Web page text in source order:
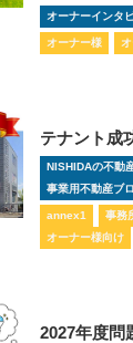
オーナーインタ
オーナー様
テナント成
NISHIDAの不動
事業用不動産ブ
annex1 事務
オーナー様向け
2027年度